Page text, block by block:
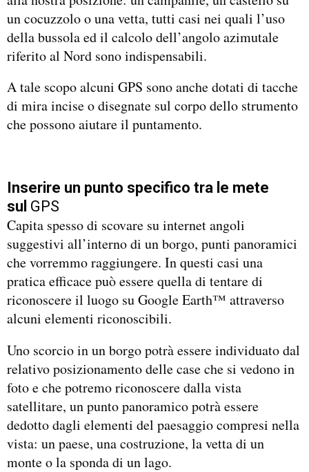
un cocuzzolo o una vetta, tutti casi nei quali l’uso
della bussola ed il calcolo dell’angolo azimutale
riferito al Nord sono indispensabili.
A tale scopo alcuni GPS sono anche dotati di tacche
di mira incise o disegnate sul corpo dello strumento
che possono aiutare il puntamento.
Inserire un punto specifico tra le mete
sul GPS
Capita spesso di scovare su internet angoli
suggestivi all’interno di un borgo, punti panoramici
che vorremmo raggiungere. In questi casi una
pratica efficace può essere quella di tentare di
riconoscere il luogo su Google Earth™ attraverso
alcuni elementi riconoscibili.
Uno scorcio in un borgo potrà essere individuato dal
relativo posizionamento delle case che si vedono in
foto e che potremo riconoscere dalla vista
satellitare, un punto panoramico potrà essere
dedotto dagli elementi del paesaggio compresi nella
vista: un paese, una costruzione, la vetta di un
monte o la sponda di un lago.